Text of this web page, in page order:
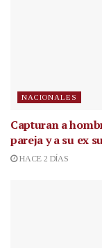
NACIONALES
Capturan a
pareja y a su ex
HACE 2 DÍAS